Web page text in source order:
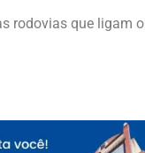
rodovias que ligam o